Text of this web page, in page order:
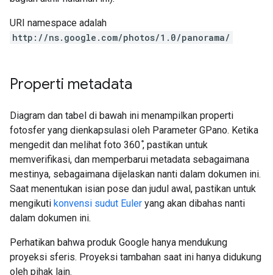
URI namespace adalah
http://ns.google.com/photos/1.0/panorama/
Properti metadata
Diagram dan tabel di bawah ini menampilkan properti
fotosfer yang dienkapsulasi oleh Parameter GPano. Ketika
mengedit dan melihat foto 360 ̊, pastikan untuk
memverifikasi, dan memperbarui metadata sebagaimana
mestinya, sebagaimana dijelaskan nanti dalam dokumen ini.
Saat menentukan isian pose dan judul awal, pastikan untuk
mengikuti konvensi sudut Euler yang akan dibahas nanti
dalam dokumen ini.
Perhatikan bahwa produk Google hanya mendukung
proyeksi sferis. Proyeksi tambahan saat ini hanya didukung
oleh pihak lain.